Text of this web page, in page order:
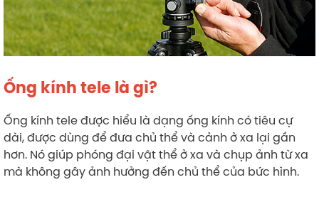
Ống kính tele là gì?
Ống kính tele được hiểu là dạng ống kính có tiêu cự
dài, được dùng để đưa chủ thể và cảnh ở xa lại gần
hơn. Nó giúp phóng đại vật thể ở xa và chụp ảnh từ xa
mà không gây ảnh hưởng đến chủ thể của bức hình.